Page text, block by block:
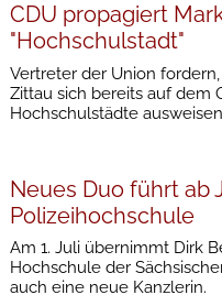
CDU propagiert
"Hochschulstadt"
Vertreter der Union
Zittau sich bereits auf dem
Hochschulstädte
Neues Duo führt ab
Polizeihochschule
Am 1. Juli übernimmt Dirk
Hochschule der
auch eine neue Kanzlerin.